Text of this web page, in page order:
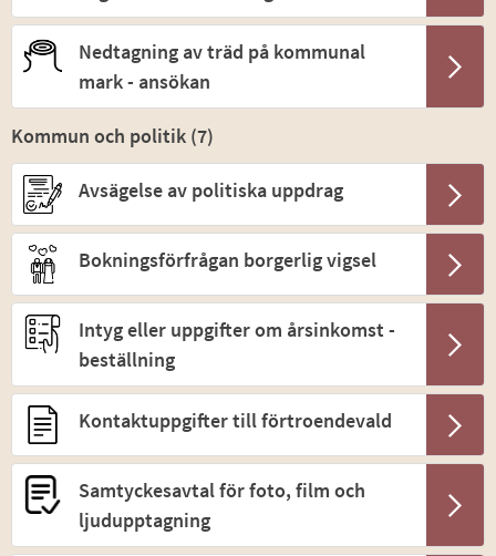
Nedtagning av träd på kommunal
mark - ansökan
Kommun och politik (7)
Avsägelse av politiska uppdrag
Bokningsförfrågan borgerlig vigsel
Intyg eller uppgifter om årsinkomst -
beställning
Kontaktuppgifter till förtroendevald
Samtyckesavtal för foto, film och
ljudupptagning